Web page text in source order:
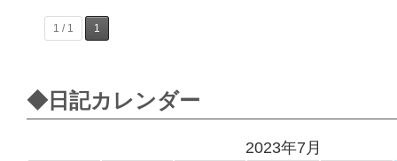
1 / 1 1
◆日記カレンダー
2023年7月